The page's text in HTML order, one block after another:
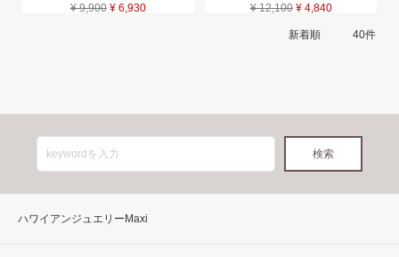
¥ 9,900 ¥ 6,930 ¥ 12,100 ¥ 4,840
ハワイアンジュエリーMaxi